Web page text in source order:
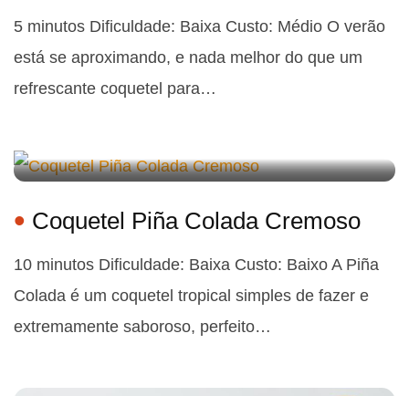
5 minutos Dificuldade: Baixa Custo: Médio O verão
está se aproximando, e nada melhor do que um
refrescante coquetel para…
Coquetel Piña Colada Cremoso
10 minutos Dificuldade: Baixa Custo: Baixo A Piña
Colada é um coquetel tropical simples de fazer e
extremamente saboroso, perfeito…